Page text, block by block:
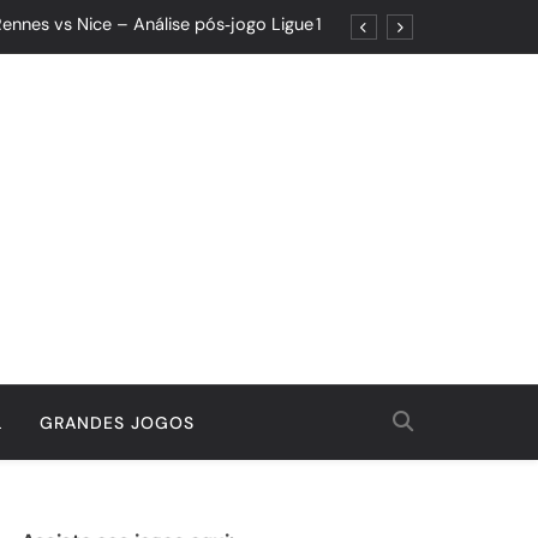
vs Nice – Análise pós‑jogo Ligue 1
o Resultado Esconde o Progresso
Que Nasceu da Garra e do Controle
Um Jogo de Controle e Maturidade
o Resultado Esconde o Progresso
GRANDES JOGOS